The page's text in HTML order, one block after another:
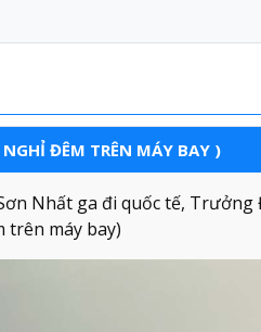
ĐÊM TRÊN MÁY BAY )
Nhất ga đi quốc tế,
trên máy bay)